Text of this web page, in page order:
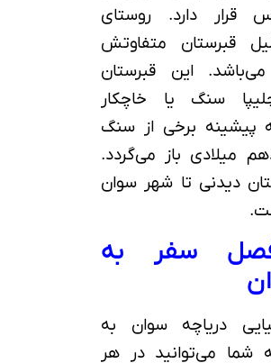
قرار دارد. روستای
قبرستان متفاوتش
این قبرستان
سنگ یا خاچکار
پیشینه برخی از سنگ
میلادی باز می‌گردد.
دیدنی تا شهر سوان
سفر به
دریاچه سوان به
شما می‌توانید در هر